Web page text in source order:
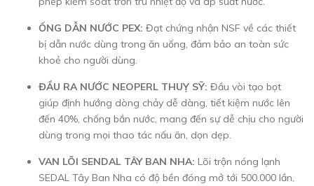
ỐNG DẪN NƯỚC PEX: Đạt chứng nhận NSF về các thiết
bị dẫn nước dùng trong ăn uống, đảm bảo an toàn sức
khoẻ cho người dùng.
ĐẦU RA NƯỚC NEOPERL THUỴ SỸ: Đầu vòi tạo bọt
giúp định hướng dòng chảy dễ dàng, tiết kiệm nước lên
đến 40%, chống bắn nước, mang đến sự dễ chịu cho người
dùng trong mọi thao tác nấu ăn, dọn dẹp.
VAN LÕI SENDAL TÂY BAN NHA: Lõi trộn nóng lạnh
SEDAL Tây Ban Nha có độ bền đóng mở tới 500.000 lần,